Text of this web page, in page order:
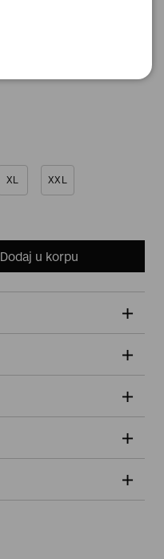
XL XXL
Dodaj u korpu